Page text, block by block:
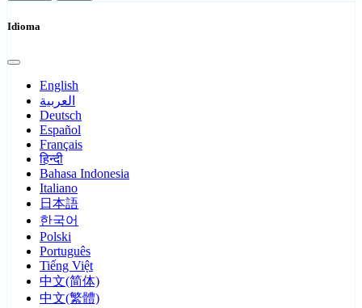
Idioma
English
العربية
Deutsch
Español
Français
हिन्दी
Bahasa Indonesia
Italiano
日本語
한국어
Polski
Português
Tiếng Việt
中文(简体)
中文(繁體)